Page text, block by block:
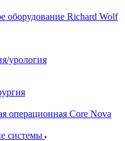
оборудование Richard Wolf
урология
операционная Core Nova
системы